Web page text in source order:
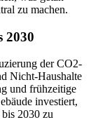
zu machen.
2030
der CO2-
Nicht-Haushalte
und frühzeitige
investiert,
2030 zu